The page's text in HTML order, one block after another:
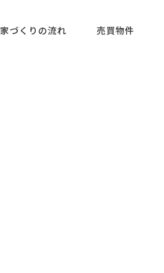
家づくりの流れ 売買物件